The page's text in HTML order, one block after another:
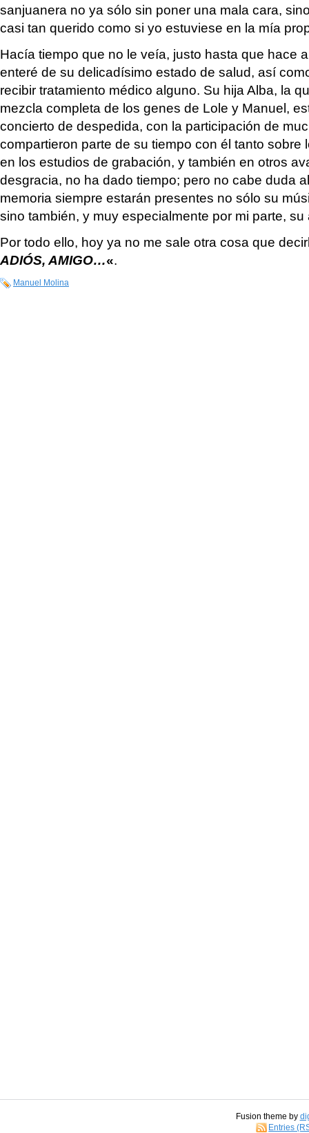
sanjuanera no ya sólo sin poner una mala cara,
casi tan querido como si yo estuviese en la mía
Hacía tiempo que no le veía, justo hasta que hace
enteré de su delicadísimo estado de salud, así
recibir tratamiento médico alguno. Su hija Alba, la
mezcla completa de los genes de Lole y Manuel,
concierto de despedida, con la participación de
compartieron parte de su tiempo con él tanto sobre
en los estudios de grabación, y también en otros
desgracia, no ha dado tiempo; pero no cabe duda
memoria siempre estarán presentes no sólo su
sino también, y muy especialmente por mi parte, su
Por todo ello, hoy ya no me sale otra cosa que
ADIÓS, AMIGO…«.
Manuel Molina
Fusion theme by
Entries